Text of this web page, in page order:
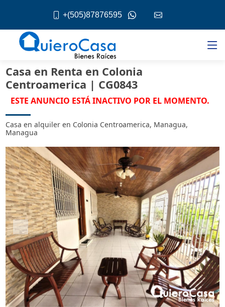
+(505)87876595
Casa en Renta en Colonia
Centroamerica | CG0843
ESTE ANUNCIO ESTÁ INACTIVO POR EL MOMENTO.
Casa en alquiler en Colonia Centroamerica, Managua,
Managua